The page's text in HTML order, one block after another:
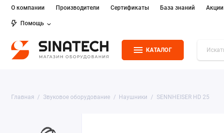
О компании Производители Сертификаты База знаний Акции
Помощь
КАТАЛОГ
Главная Звуковое оборудование Наушники SENNHEISER HD 25